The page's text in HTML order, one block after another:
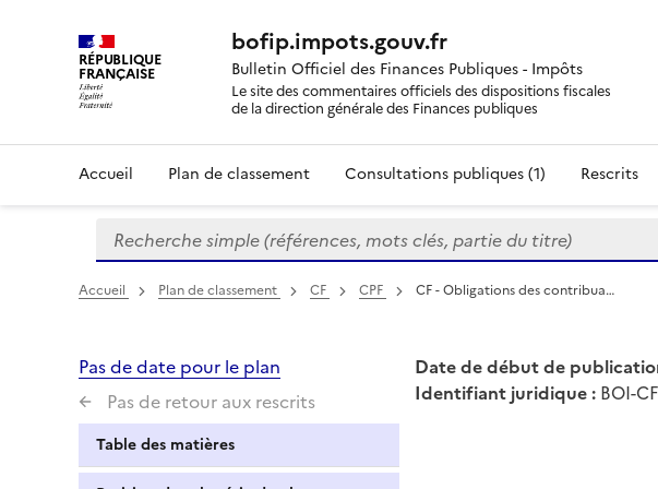
RÉPUBLIQUE
FRANÇAISE
bofip.impots.gouv.fr
Bulletin Officiel des Finances Publiques - Impôts
Le site des commentaires officiels des dispositions fiscales
de la direction générale des Finances publiques
Accueil Plan de classement Consultations publiques (1) Rescrits
Formulaire
de
recherche
Recherche simple (références, mots clés, partie du titre)
Accueil Plan de classement CF CPF CF - Obligations des contribua…
Pas de date pour le plan
Pas de retour aux rescrits
Table des matières
Date de début de
Identifiant juridique : BOI-